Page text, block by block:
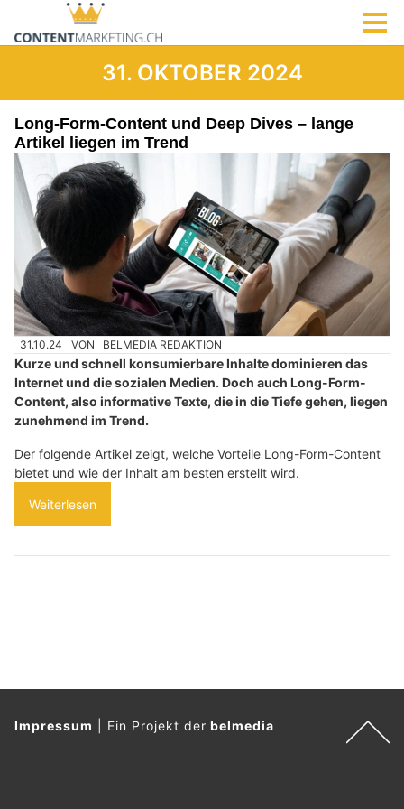
31. OKTOBER 2024
Long-Form-Content und Deep Dives – lange
Artikel liegen im Trend
31.10.24 VON BELMEDIA REDAKTION
Kurze und schnell konsumierbare Inhalte dominieren das
Internet und die sozialen Medien. Doch auch Long-Form-
Content, also informative Texte, die in die Tiefe gehen, liegen
zunehmend im Trend.
Der folgende Artikel zeigt, welche Vorteile Long-Form-Content
bietet und wie der Inhalt am besten erstellt wird.
Weiterlesen
Impressum Ein Projekt derbelmedia